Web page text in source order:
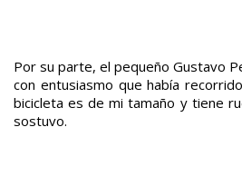
Por su parte, el pequeño Gustavo
con entusiasmo que había
bicicleta es de mi tamaño y tiene
sostuvo.